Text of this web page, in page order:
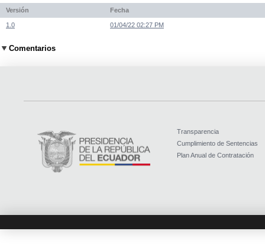
Versión Fecha
1.0 01/04/22 02:27 PM
Comentarios
Transparencia
Cumplimiento de Sentencias
Plan Anual de Contratación